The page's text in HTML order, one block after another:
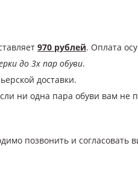
970 рублей. Оплата
до 3х пар обуви.
доставки.
ни одна пара обуви вам не
позвонить и согласовать